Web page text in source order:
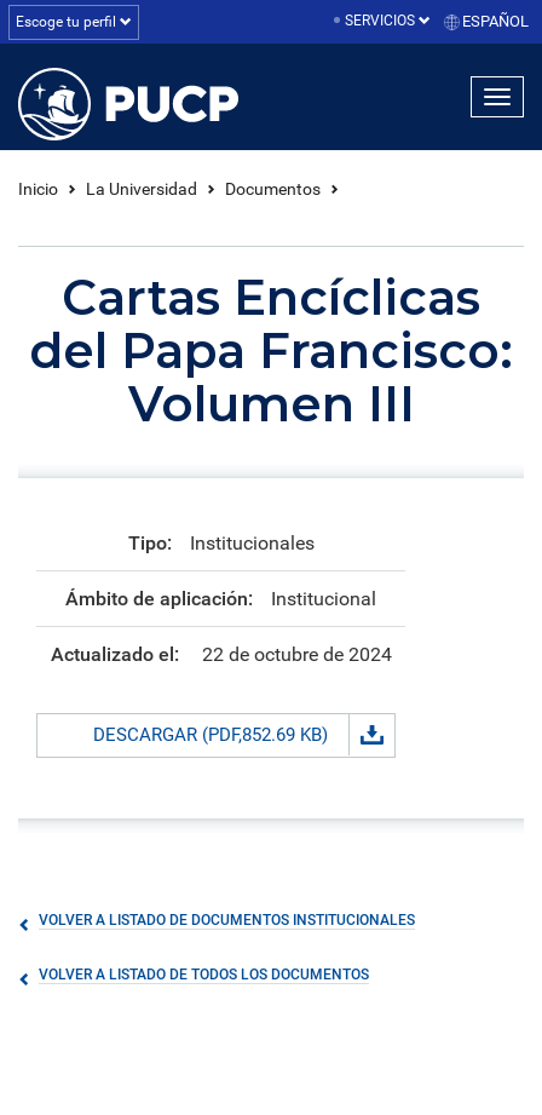
Escoge tu perfil SERVICIOS ESPAÑOL
Inicio La Universidad Documentos
Cartas Encíclicas
del Papa Francisco:
Volumen III
Tipo: Institucionales
Ámbito de aplicación: Institucional
Actualizado el: 22 de octubre de 2024
DESCARGAR (PDF,852.69 KB)
VOLVER A LISTADO DE DOCUMENTOS INSTITUCIONALES
VOLVER A LISTADO DE TODOS LOS DOCUMENTOS